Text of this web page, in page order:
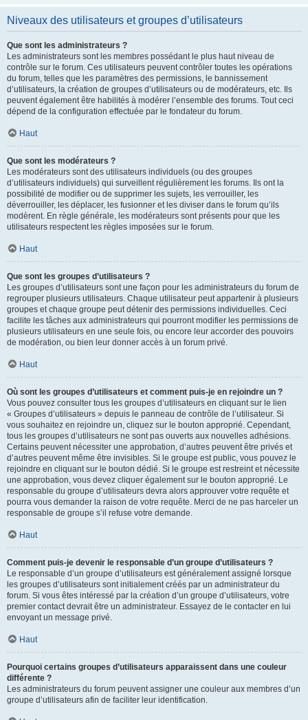
Niveaux des utilisateurs et groupes d’utilisateurs
Que sont les administrateurs ?
Les administrateurs sont les membres possédant le plus haut niveau de
contrôle sur le forum. Ces utilisateurs peuvent contrôler toutes les opérations
du forum, telles que les paramètres des permissions, le bannissement
d’utilisateurs, la création de groupes d’utilisateurs ou de modérateurs, etc. Ils
peuvent également être habilités à modérer l’ensemble des forums. Tout ceci
dépend de la configuration effectuée par le fondateur du forum.
Haut
Que sont les modérateurs ?
Les modérateurs sont des utilisateurs individuels (ou des groupes
d’utilisateurs individuels) qui surveillent régulièrement les forums. Ils ont la
possibilité de modifier ou de supprimer les sujets, les verrouiller, les
déverrouiller, les déplacer, les fusionner et les diviser dans le forum qu’ils
modèrent. En règle générale, les modérateurs sont présents pour que les
utilisateurs respectent les règles imposées sur le forum.
Haut
Que sont les groupes d’utilisateurs ?
Les groupes d’utilisateurs sont une façon pour les administrateurs du forum de
regrouper plusieurs utilisateurs. Chaque utilisateur peut appartenir à plusieurs
groupes et chaque groupe peut détenir des permissions individuelles. Ceci
facilite les tâches aux administrateurs qui pourront modifier les permissions de
plusieurs utilisateurs en une seule fois, ou encore leur accorder des pouvoirs
de modération, ou bien leur donner accès à un forum privé.
Haut
Où sont les groupes d’utilisateurs et comment puis-je en rejoindre un ?
Vous pouvez consulter tous les groupes d’utilisateurs en cliquant sur le lien
« Groupes d’utilisateurs » depuis le panneau de contrôle de l’utilisateur. Si
vous souhaitez en rejoindre un, cliquez sur le bouton approprié. Cependant,
tous les groupes d’utilisateurs ne sont pas ouverts aux nouvelles adhésions.
Certains peuvent nécessiter une approbation, d’autres peuvent être privés et
d’autres peuvent même être invisibles. Si le groupe est public, vous pouvez le
rejoindre en cliquant sur le bouton dédié. Si le groupe est restreint et nécessite
une approbation, vous devez cliquer également sur le bouton approprié. Le
responsable du groupe d’utilisateurs devra alors approuver votre requête et
pourra vous demander la raison de votre requête. Merci de ne pas harceler un
responsable de groupe s’il refuse votre demande.
Haut
Comment puis-je devenir le responsable d’un groupe d’utilisateurs ?
Le responsable d’un groupe d’utilisateurs est généralement assigné lorsque
les groupes d’utilisateurs sont initialement créés par un administrateur du
forum. Si vous êtes intéressé par la création d’un groupe d’utilisateurs, votre
premier contact devrait être un administrateur. Essayez de le contacter en lui
envoyant un message privé.
Haut
Pourquoi certains groupes d’utilisateurs apparaissent dans une couleur
différente ?
Les administrateurs du forum peuvent assigner une couleur aux membres d’un
groupe d’utilisateurs afin de faciliter leur identification.